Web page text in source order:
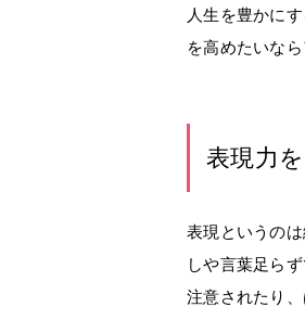
人生を豊かに
を高めたいな
表現力
表現というの
しや言葉足ら
注意されたり